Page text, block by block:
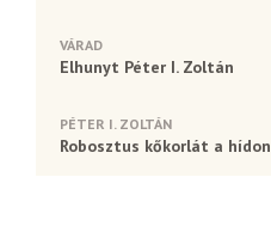
VÁRAD
Elhunyt Péter I. Zoltán
PÉTER I. ZOLTÁN
Robosztus kőkorlát a hídon